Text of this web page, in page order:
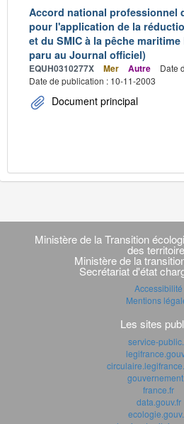
Accord national professionnel
pour l'application de la
et du SMIC à la pêche
paru au Journal officiel)
EQUH0310277X Mer Autre
Date
Date de publication : 10-11-2003
Document principal
Navigation
transverse
Ministère de la Transition
des
Ministère de la
Secrétariat d'état
Accessibilité
Mentions
Les sites
service-
france.fr
data.gouv.fr